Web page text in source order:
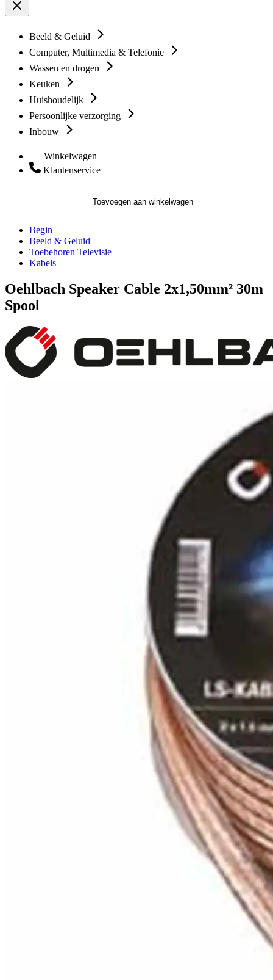
Beeld & Geluid
Computer, Multimedia & Telefonie
Wassen en drogen
Keuken
Huishoudelijk
Persoonlijke verzorging
Inbouw
Winkelwagen
Klantenservice
Toevoegen aan winkelwagen
Begin
Beeld & Geluid
Toebehoren Televisie
Kabels
Oehlbach Speaker Cable 2x1,50mm² 30m
Spool